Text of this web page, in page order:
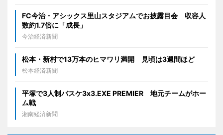
FC今治・アシックス里山スタジアムでお披露目会 収容人
数約1.7倍に「成長」
今治経済新聞
松本・新村で13万本のヒマワリ満開 見頃は3週間ほど
松本経済新聞
平塚で3人制バスケ3x3.EXE PREMIER 地元チームがホー
ム戦
湘南経済新聞